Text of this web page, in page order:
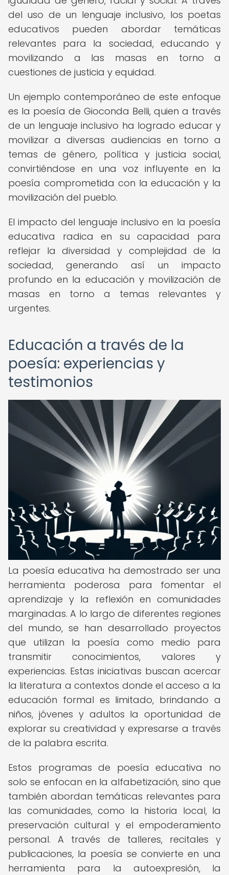
del uso de un lenguaje inclusivo, los poetas
educativos pueden abordar temáticas
relevantes para la sociedad, educando y
movilizando a las masas en torno a
cuestiones de justicia y equidad.
Un ejemplo contemporáneo de este enfoque
es la poesía de Gioconda Belli, quien a través
de un lenguaje inclusivo ha logrado educar y
movilizar a diversas audiencias en torno a
temas de género, política y justicia social,
convirtiéndose en una voz influyente en la
poesía comprometida con la educación y la
movilización del pueblo.
El impacto del lenguaje inclusivo en la poesía
educativa radica en su capacidad para
reflejar la diversidad y complejidad de la
sociedad, generando así un impacto
profundo en la educación y movilización de
masas en torno a temas relevantes y
urgentes.
Educación a través de la
poesía: experiencias y
testimonios
La poesía educativa ha demostrado ser una
herramienta poderosa para fomentar el
aprendizaje y la reflexión en comunidades
marginadas. A lo largo de diferentes regiones
del mundo, se han desarrollado proyectos
que utilizan la poesía como medio para
transmitir conocimientos, valores y
experiencias. Estas iniciativas buscan acercar
la literatura a contextos donde el acceso a la
educación formal es limitado, brindando a
niños, jóvenes y adultos la oportunidad de
explorar su creatividad y expresarse a través
de la palabra escrita.
Estos programas de poesía educativa no
solo se enfocan en la alfabetización, sino que
también abordan temáticas relevantes para
las comunidades, como la historia local, la
preservación cultural y el empoderamiento
personal. A través de talleres, recitales y
publicaciones, la poesía se convierte en una
herramienta para la autoexpresión, la